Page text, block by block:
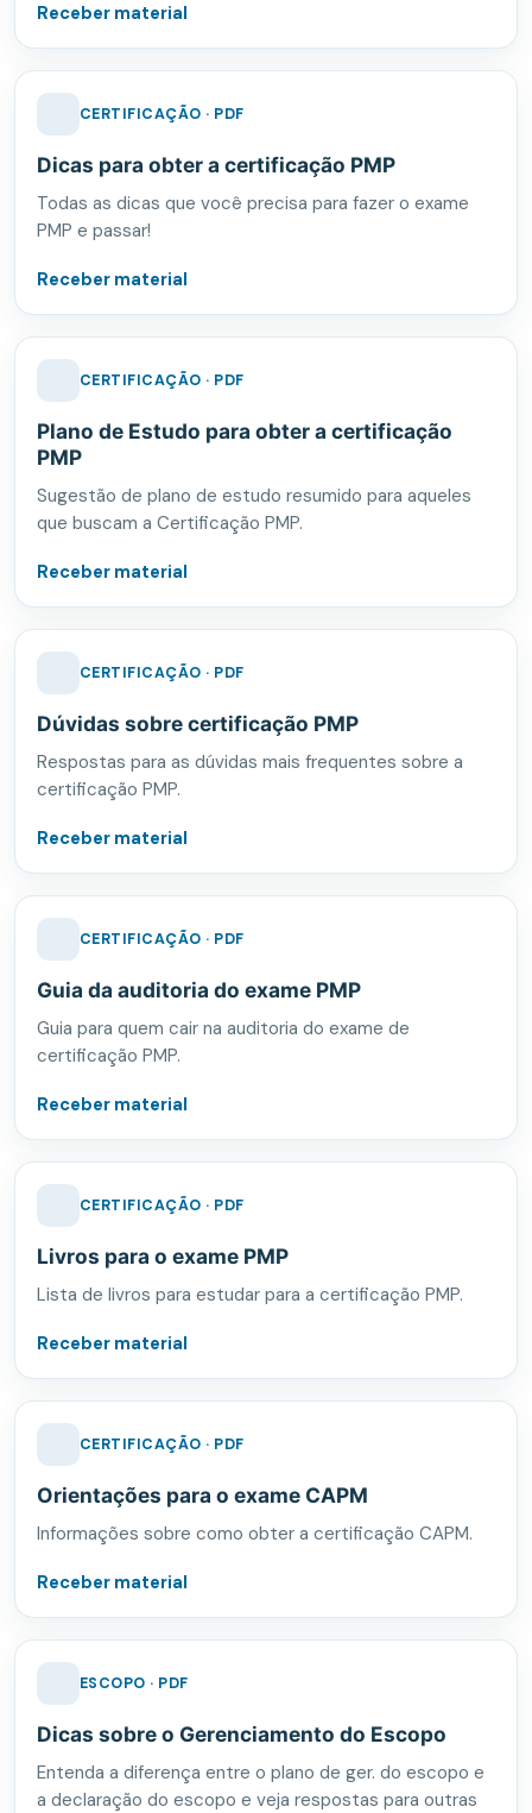
Receber material
CERTIFICAÇÃO · PDF
Dicas para obter a certificação PMP
Todas as dicas que você precisa para fazer o exame
PMP e passar!
Receber material
CERTIFICAÇÃO · PDF
Plano de Estudo para obter a certificação
PMP
Sugestão de plano de estudo resumido para aqueles
que buscam a Certificação PMP.
Receber material
CERTIFICAÇÃO · PDF
Dúvidas sobre certificação PMP
Respostas para as dúvidas mais frequentes sobre a
certificação PMP.
Receber material
CERTIFICAÇÃO · PDF
Guia da auditoria do exame PMP
Guia para quem cair na auditoria do exame de
certificação PMP.
Receber material
CERTIFICAÇÃO · PDF
Livros para o exame PMP
Lista de livros para estudar para a certificação PMP.
Receber material
CERTIFICAÇÃO · PDF
Orientações para o exame CAPM
Informações sobre como obter a certificação CAPM.
Receber material
ESCOPO · PDF
Dicas sobre o Gerenciamento do Escopo
Entenda a diferença entre o plano de ger. do escopo e
a declaração do escopo e veja respostas para outras